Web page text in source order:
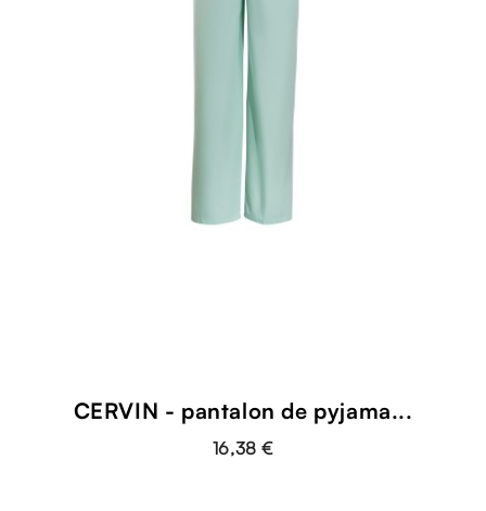
CERVIN - pantalon de pyjama...
16,38 €